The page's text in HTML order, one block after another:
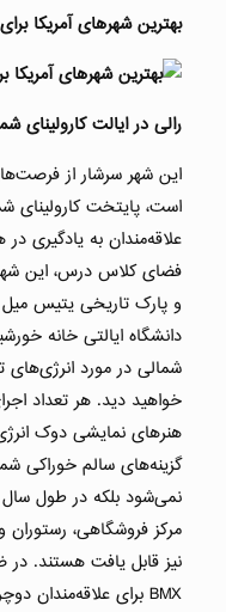
بهترین شهرهای آمریکا
رالی در ایالت کارولینای
این شهر سرشار از
است، پایتخت کارولینای
علاقه‌مندان به یادگیری
فضای کلاس درس، این
و پارک تاریخی یتیس میل
دانشگاه ایالتی خانه
شمالی در مورد
خواهید دید. هر تعداد
هنرهای نمایشی دوک
گزینه‌های سالم خوراکی
مرکز فروشگاهی،
نیز قابل یافت هستند.
BMX برای علاقه‌مندان دوچرخه سواری نیز است.